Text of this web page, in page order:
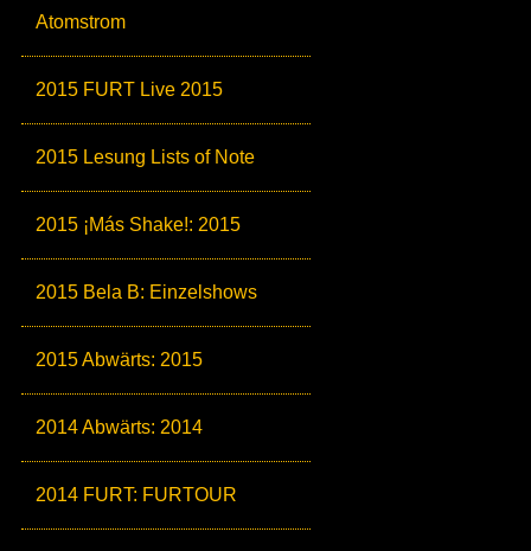
Atomstrom
2015 FURT Live 2015
2015 Lesung Lists of Note
2015 ¡Más Shake!: 2015
2015 Bela B: Einzelshows
2015 Abwärts: 2015
2014 Abwärts: 2014
2014 FURT: FURTOUR